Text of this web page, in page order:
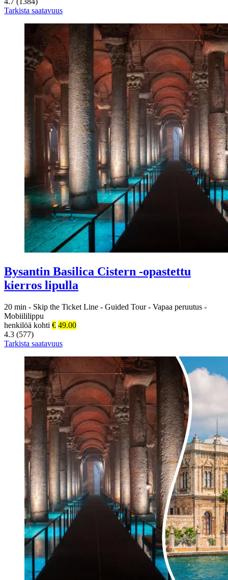
Tarkista saatavuus
Bysantin Basilica Cistern -opastettu
kierros lipulla
20 min - Skip the Ticket Line - Guided Tour - Vapaa peruutus -
Mobiililippu
henkilöä kohti € 49.00
4.3 (577)
Tarkista saatavuus